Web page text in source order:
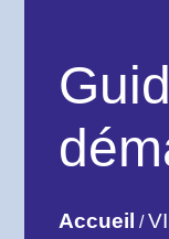
Accueil /